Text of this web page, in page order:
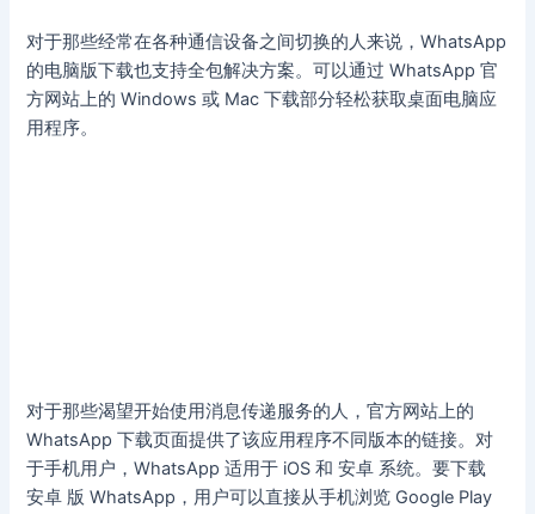
对于那些经常在各种通信设备之间切换的人来说，WhatsApp
的电脑版下载也支持全包解决方案。可以通过 WhatsApp 官
方网站上的 Windows 或 Mac 下载部分轻松获取桌面电脑应
用程序。
对于那些渴望开始使用消息传递服务的人，官方网站上的
WhatsApp 下载页面提供了该应用程序不同版本的链接。对
于手机用户，WhatsApp 适用于 iOS 和 安卓 系统。要下载
安卓 版 WhatsApp，用户可以直接从手机浏览 Google Play